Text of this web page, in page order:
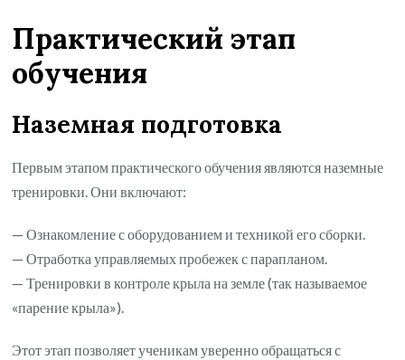
Практический этап
обучения
Наземная подготовка
Первым этапом практического обучения являются наземные
тренировки. Они включают:
— Ознакомление с оборудованием и техникой его сборки.
— Отработка управляемых пробежек с парапланом.
— Тренировки в контроле крыла на земле (так называемое
«парение крыла»).
Этот этап позволяет ученикам уверенно обращаться с